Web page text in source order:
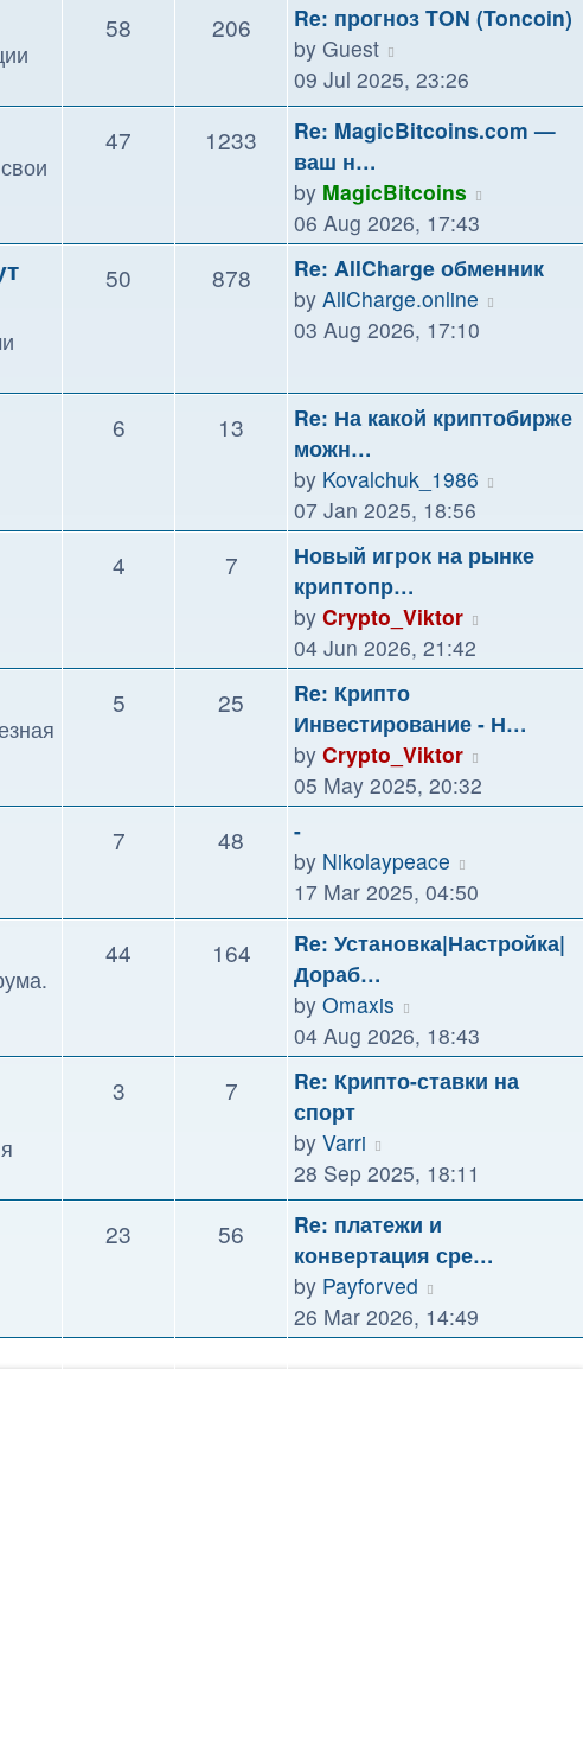
58 206
Re: прогноз TON (Toncoin)
by Guest
the
latest
post
09 Jul 2025, 23:26
47 1233
Re: MagicBitcoins.com —
ваш н…
by MagicBitcoins
latest
post
06 Aug 2026, 17:43
50 878
Re: AllCharge обменник
by AllCharge.online
post
03 Aug 2026, 17:10
6 13
Re: На какой криптобирже
можн…
by Kovalchuk_1986
latest
post
07 Jan 2025, 18:56
4 7
Новый игрок на рынке
криптопр…
by Crypto_Viktor
latest
04 Jun 2026, 21:42
5 25
Re: Крипто
Инвестирование - Н…
by Crypto_Viktor
latest
05 May 2025, 20:32
7 48
-
by Nikolaypeace
the
latest
post
17 Mar 2025, 04:50
44 164
Re: Установка|Настройка|
Дораб…
by Omaxis
the
latest
post
04 Aug 2026, 18:43
3 7
Re: Крипто-ставки на
спорт
by Varri
the
latest
post
28 Sep 2025, 18:11
23 56
Re: платежи и
конвертация сре…
by Payforved
the
latest
26 Mar 2026, 14:49